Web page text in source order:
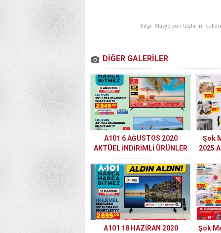
Bilgi: Klavye yön tuşlarını
DİĞER GALERİLER
A101 6 AĞUSTOS 2020
AKTÜEL İNDİRİMLİ ÜRÜNLER
KATALOĞU
Şok
2025
A101 18 HAZİRAN 2020
Şok